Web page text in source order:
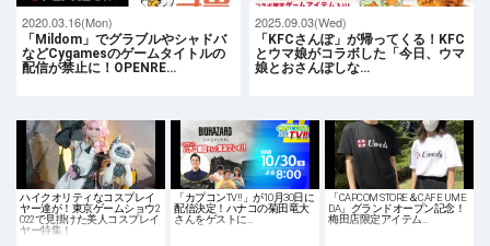
2020.03.16(Mon)
「Mildom」でグラブルやシャドバ
などCygamesのゲームタイトルの
配信が禁止に！OPENRE…
2025.09.03(Wed)
「KFCさんぽ」が帰ってくる！KFC
とウマ娘がコラボした「今日、ウマ
娘とおさんぽしな…
ハイクオリティなコスプレイ
ヤー達が！東京ゲームショウ2
022で見掛けた美人コスプレイ
ヤー特集！
「カプコンTV!!」が10月30日に
配信決定！ハナコの菊田竜大
さんをゲストに…
「CAPCOM STORE＆CAFE UME
DA」グランドオープン記念！
梅田店限定アイテム…